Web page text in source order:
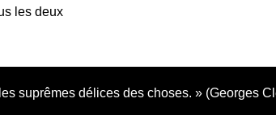
les deux
suprêmes délices des choses. (Georges